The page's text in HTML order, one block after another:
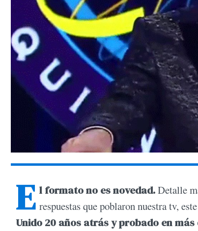
E l formato no es novedad.Detalle
respuestas que poblaron nuestra tv,
Unido 20 años atrás y probado en más